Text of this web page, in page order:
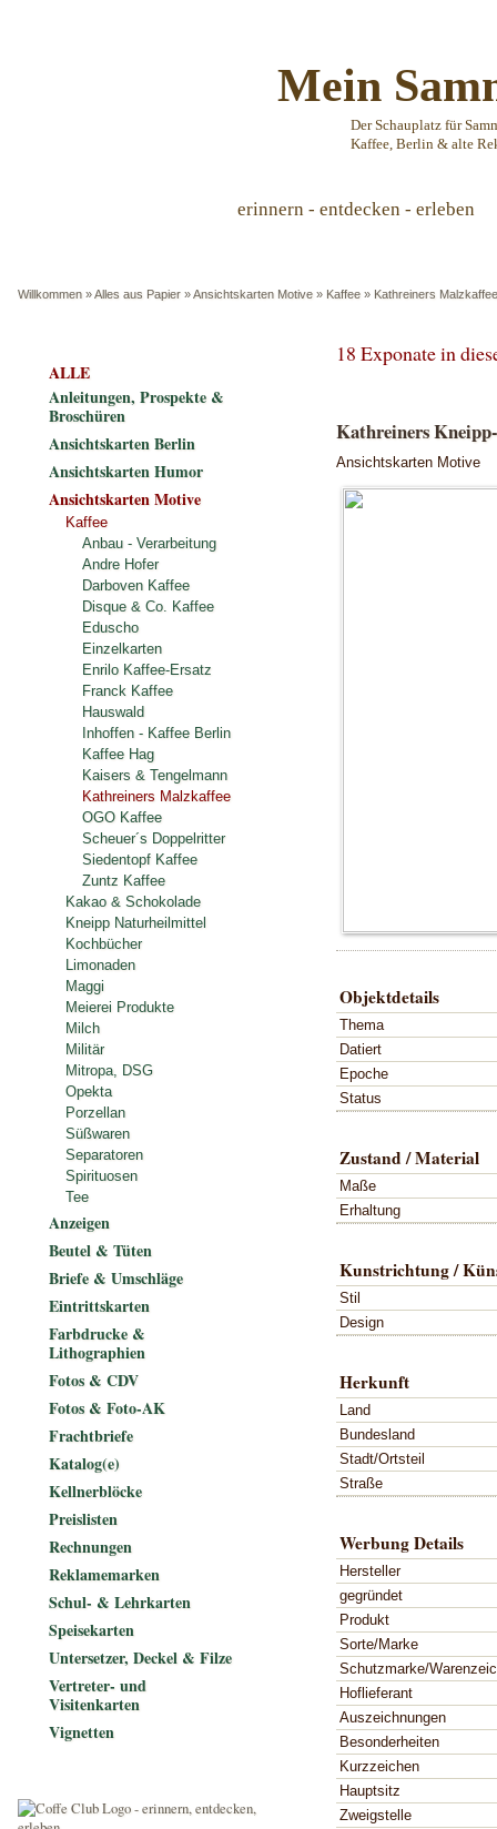
Mein
Der Schauplatz für
Kaffee, Berlin & alte
erinnern - entdecken - erleben
Willkommen »Alles aus Papier »Ansichtskarten Motive » Kaffee » Kathreiners Malzkaffee
18 Exponate in
Kathreiners
Ansichtskarten Motive
Objektdetails
Thema
Datiert
Epoche
Status
Zustand / Material
Maße
Erhaltung
Kunstrichtung /
Stil
Design
Herkunft
Land
Bundesland
Stadt/Ortsteil
Straße
Werbung Details
Hersteller
gegründet
Produkt
Sorte/Marke
Schutzmarke/
Hoflieferant
Auszeichnungen
Besonderheiten
Kurzzeichen
Hauptsitz
Zweigstelle
ALLE
Anleitungen, Prospekte &
Broschüren
Ansichtskarten Berlin
Ansichtskarten Humor
Ansichtskarten Motive
Kaffee
Anbau - Verarbeitung
Andre Hofer
Darboven Kaffee
Disque & Co. Kaffee
Eduscho
Einzelkarten
Enrilo Kaffee-Ersatz
Franck Kaffee
Hauswald
Inhoffen - Kaffee Berlin
Kaffee Hag
Kaisers & Tengelmann
Kathreiners Malzkaffee
OGO Kaffee
Scheuer´s Doppelritter
Siedentopf Kaffee
Zuntz Kaffee
Kakao & Schokolade
Kneipp Naturheilmittel
Kochbücher
Limonaden
Maggi
Meierei Produkte
Milch
Militär
Mitropa, DSG
Opekta
Porzellan
Süßwaren
Separatoren
Spirituosen
Tee
Anzeigen
Beutel & Tüten
Briefe & Umschläge
Eintrittskarten
Farbdrucke &
Lithographien
Fotos & CDV
Fotos & Foto-AK
Frachtbriefe
Katalog(e)
Kellnerblöcke
Preislisten
Rechnungen
Reklamemarken
Schul- & Lehrkarten
Speisekarten
Untersetzer, Deckel & Filze
Vertreter- und
Visitenkarten
Vignetten